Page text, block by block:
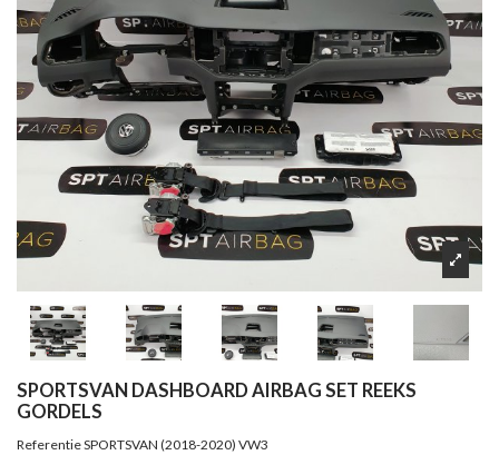
SPORTSVAN DASHBOARD AIRBAG SET REEKS
GORDELS
ReferentieSPORTSVAN (2018-2020) VW3